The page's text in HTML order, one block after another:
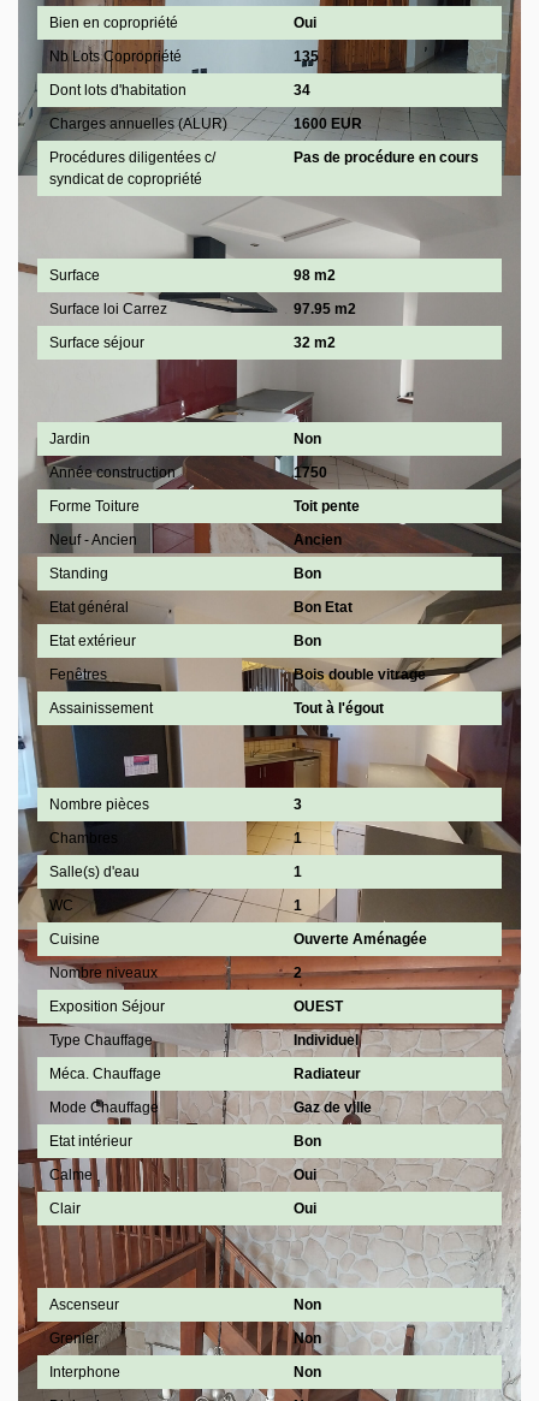
Bien en copropriété
Oui
Nb Lots Copropriété
135
Dont lots d'habitation
34
Charges annuelles (ALUR)
1600 EUR
Procédures diligentées c/
syndicat de copropriété
Pas de procédure en cours
Surface
98 m2
Surface loi Carrez
97.95 m2
Surface séjour
32 m2
Jardin
Non
Année construction
1750
Forme Toiture
Toit pente
Neuf - Ancien
Ancien
Standing
Bon
Etat général
Bon Etat
Etat extérieur
Bon
Fenêtres
Bois double vitrage
Assainissement
Tout à l'égout
Intérieur
Nombre pièces
3
Chambres
1
Salle(s) d'eau
1
WC
1
Cuisine
Ouverte Aménagée
Nombre niveaux
2
Exposition Séjour
OUEST
Type Chauffage
Individuel
Méca. Chauffage
Radiateur
Mode Chauffage
Gaz de ville
Etat intérieur
Bon
Calme
Oui
Clair
Oui
Autres
Ascenseur
Non
Grenier
Non
Interphone
Non